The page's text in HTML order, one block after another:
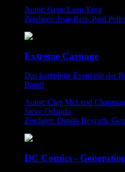
Autor: Gene Luen Yang
Zeichner: Ivan Reis, Paul
Extreme Carnage
Das komplette Event mit der
Band!
Autor: Clay McLeod
Steve Orlando
Zeichner: Danilo Beyruth,
DC Comics -